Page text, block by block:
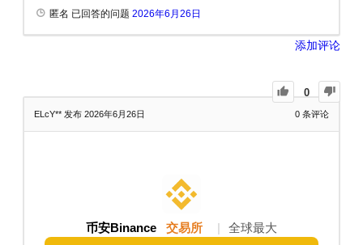
匿名 已回答的问题 2026年6月26日
添加评论
0
ELcY** 发布 2026年6月26日 0 条评论
币安Binance 交易所 全球最大